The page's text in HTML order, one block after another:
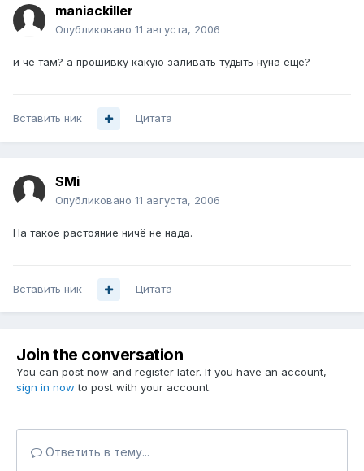
maniackiller
Опубликовано 11 августа, 2006
и че там? а прошивку какую заливать тудыть нуна еще?
Вставить ник Цитата
SMi
Опубликовано 11 августа, 2006
На такое растояние ничё не нада.
Вставить ник Цитата
Join the conversation
You can post now and register later. If you have an account,
sign in now to post with your account.
Ответить в тему...